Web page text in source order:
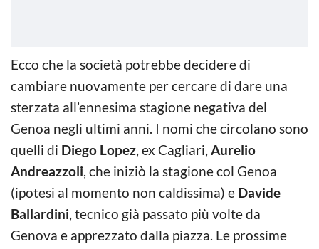
Ecco che la società potrebbe decidere di
cambiare nuovamente per cercare di dare una
sterzata all’ennesima stagione negativa del
Genoa negli ultimi anni. I nomi che circolano sono
quelli di Diego Lopez, ex Cagliari, Aurelio
Andreazzoli, che iniziò la stagione col Genoa
(ipotesi al momento non caldissima) e Davide
Ballardini, tecnico già passato più volte da
Genova e apprezzato dalla piazza. Le prossime